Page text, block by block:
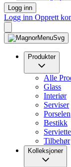
Logg inn
Logg inn Opprett
Produkter
Alle
Glass
Interiør
Serviser
Porselen
Bestikk
Tilbehør
Kolleksjoner